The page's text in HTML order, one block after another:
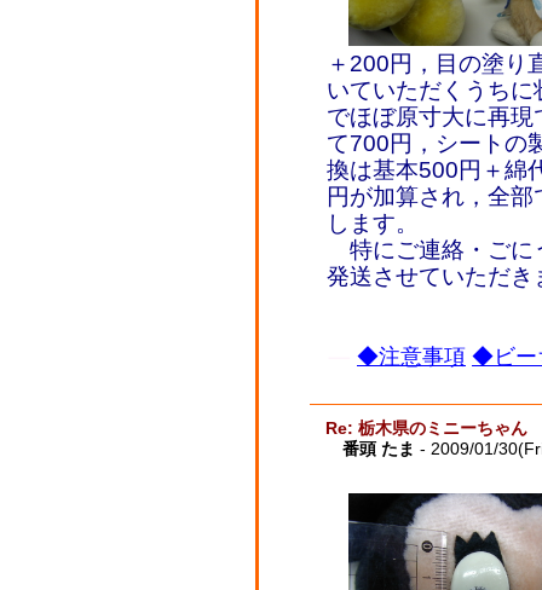
＋200円，目の塗り
いていただくうち
でほぼ原寸大に再
て700円，シートの
換は基本500円＋綿
円が加算され，全
します。
特にご連絡・ごに
発送させていただき
◆注意事項 ◆ビー
Re: 栃木県のミニーちゃん
番頭 たま - 2009/01/